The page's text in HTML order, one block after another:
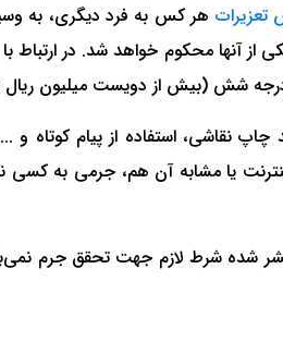
هر کس به فرد دیگری، به
آن را ثابت نماید به حبس از یک ماه تا یک سال و تا 74 ضربه شلاق
شش (بیش از دویست میلیون ریال
چاپ نقاشی، استفاده از پیام
است؛ اگر به وسیله اینترنت یا مشابه آن
شده شرط لازم جهت تحقق جرم